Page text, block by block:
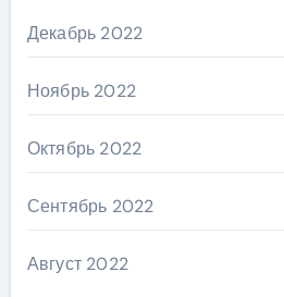
Декабрь 2022
Ноябрь 2022
Октябрь 2022
Сентябрь 2022
Август 2022